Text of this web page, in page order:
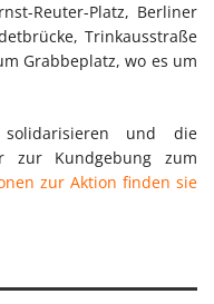
Reuter-Platz, Berliner
Trinkausstraße
Grabbeplatz, wo es um
und die
zur Kundgebung zum
zur Aktion finden sie